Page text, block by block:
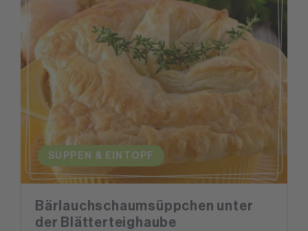
SUPPEN & EINTOPF
Bärlauchschaumsüppchen unter
der Blätterteighaube